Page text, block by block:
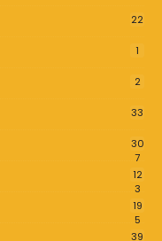
22
1
2
33
30
7
12
3
19
5
39